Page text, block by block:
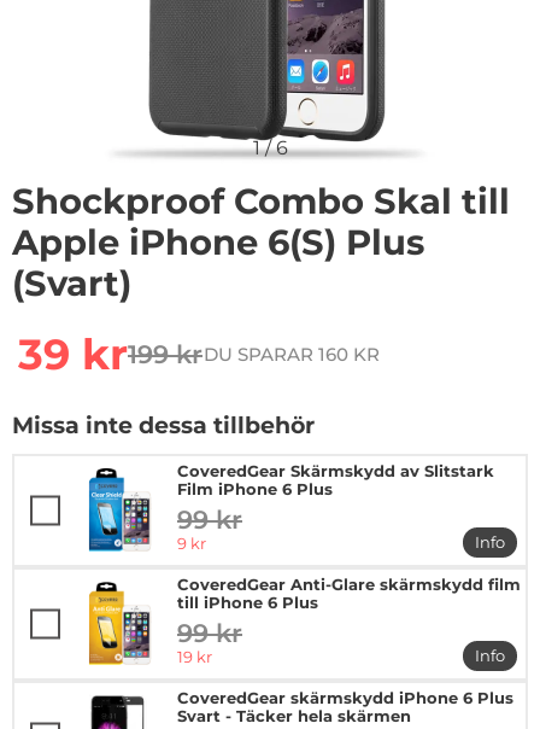
1/6
Shockproof Combo Skal till
Apple iPhone 6(S) Plus
(Svart)
rea pris
39 krtidigare pris
199 krDU SPARAR 160 KR
Missa inte dessa tillbehör
CoveredGear Skärmskydd av Slitstark
Film iPhone 6 Plus
tidigare pris
99 kr
rea pris
9 kr
Info
mer
CoveredGear Anti-Glare skärmskydd film
till iPhone 6 Plus
tidigare pris
99 kr
rea pris
19 kr
Info
mer
CoveredGear skärmskydd iPhone 6 Plus
Svart - Täcker hela skärmen